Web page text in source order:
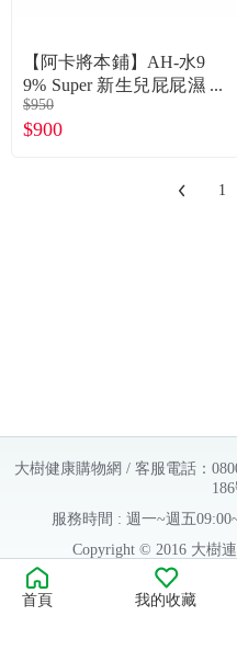
會員專區
【阿卡將本鋪】AH-水9
9% Super 新生兒屁屁濕
紙巾 加厚型16包入
$950
$900
1
大樹健康購物網 / 客服電話：
服務時間 : 週一~週五
Copyright © 2016 大樹
販售
許可執照字號：桃字
首頁 我的收藏